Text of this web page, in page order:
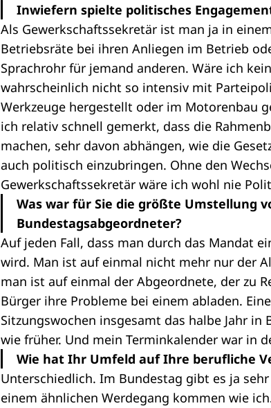
Inwiefern spielte politisches
Als Gewerkschaftssekretär ist man ja in
Betriebsräte bei ihren Anliegen im Betrieb
Sprachrohr für jemand anderen. Wäre ich
wahrscheinlich nicht so intensiv mit
Werkzeuge hergestellt oder im Motorenbau
ich relativ schnell gemerkt, dass die
machen, sehr davon abhängen, wie die
auch politisch einzubringen. Ohne den
Gewerkschaftssekretär wäre ich wohl nie
Was war für Sie die größte Umstellung
Bundestagsabgeordneter?
Auf jeden Fall, dass man durch das Mandat
wird. Man ist auf einmal nicht mehr nur der
man ist auf einmal der Abgeordnete, der zu
Bürger ihre Probleme bei einem abladen.
Sitzungswochen insgesamt das halbe Jahr
wie früher. Und mein Terminkalender war in
Wie hat Ihr Umfeld auf Ihre berufliche
Unterschiedlich. Im Bundestag gibt es ja
einem ähnlichen Werdegang kommen wie